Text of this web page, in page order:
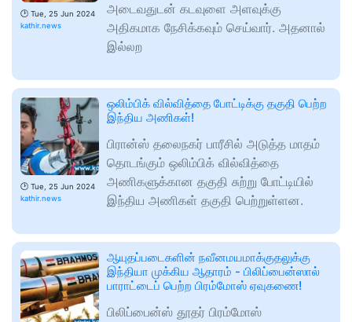
🕑 Tue, 25 Jun 2024
kathir.news
அடைவதுடன் கடவுளை அளவுக்கு
அதிகமாக நேசிக்கவும் செய்வார். அதனால்
இல்லற
🕑 Tue, 25 Jun 2024
kathir.news
ஒலிம்பிக் வில்வித்தை போட்டிக்கு தகுதி பெற்ற
இந்திய அணிகள்!
பிரான்ஸ் தலைநகர் பாரீசில் அடுத்த மாதம்
தொடங்கும் ஒலிம்பிக் வில்வித்தை
அணிகளுக்கான தகுதி சுற்று போட்டியில்
இந்திய அணிகள் தகுதி பெற்றுள்ளன.
ஆயுதப்படைகளின் நவீனமயமாக்குதலுக்கு
இந்தியா முக்கிய ஆதாரம் - பிலிப்பைன்ஸால்
பாராட்டைப் பெற்ற பிரம்மோஸ் ஏவுகணை!
பிலிப்பைன்ஸ் தூதர் பிரம்மோஸ்